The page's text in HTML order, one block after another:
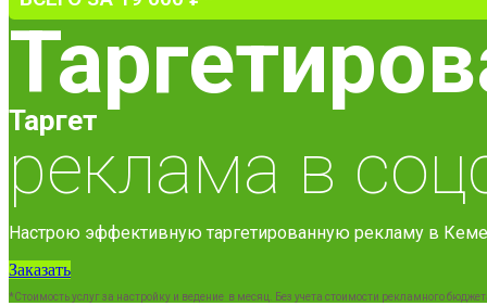
Таргет
реклама в
Настрою эффективную таргетированную рекламу в
Заказать
*Стоимость услуг за настройку и ведение в месяц. Без учета стоимости рекламного